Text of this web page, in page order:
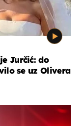
Jurčić: do
se uz Olivera